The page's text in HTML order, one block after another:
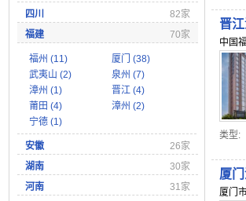
四川
82家
福建
70家
福州 (11)
厦门 (38)
武夷山 (2)
泉州 (7)
漳州 (1)
晋江 (4)
莆田 (4)
漳州 (2)
宁德 (1)
安徽
26家
湖南
30家
河南
31家
晋
中国
类型:
厦
厦门